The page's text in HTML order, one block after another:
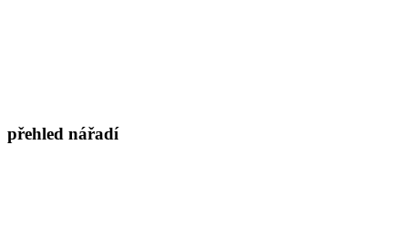
přehled nářadí